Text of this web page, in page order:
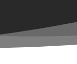
untuk
konektivitas dan